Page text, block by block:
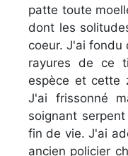
patte toute
dont les
coeur. J'ai
rayures de ce
espèce et cette
J'ai frissonné
soignant
fin de vie. J'ai
ancien policier